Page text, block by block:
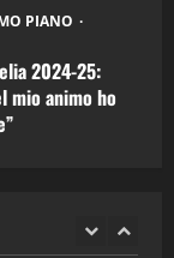
PIANO
2024-25:
mio animo ho
30^ Puntata